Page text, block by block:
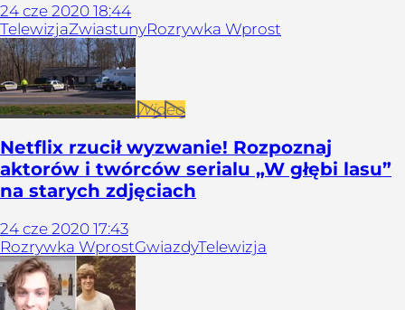
24 cze 2020 18:44
TelewizjaZwiastunyRozrywka Wprost
Wideo
Netflix rzucił wyzwanie! Rozpoznaj
aktorów i twórców serialu „W głębi lasu”
na starych zdjęciach
24 cze 2020 17:43
Rozrywka WprostGwiazdyTelewizja